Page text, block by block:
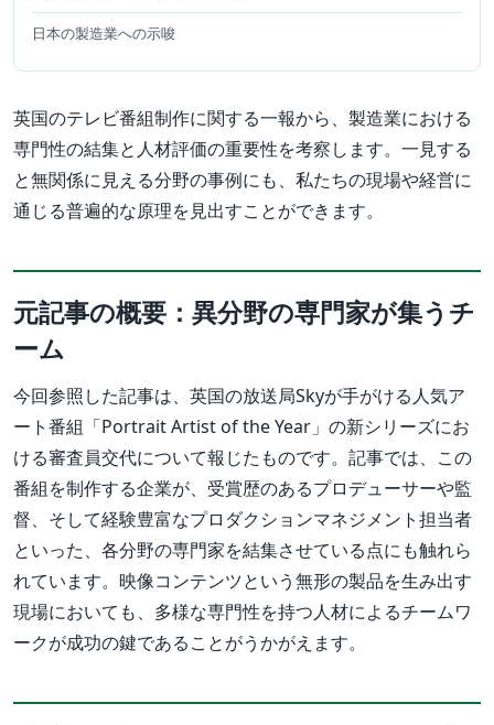
日本の製造業への示唆
英国のテレビ番組制作に関する一報から、製造業における
専門性の結集と人材評価の重要性を考察します。一見する
と無関係に見える分野の事例にも、私たちの現場や経営に
通じる普遍的な原理を見出すことができます。
元記事の概要：異分野の専門家が集うチ
ーム
今回参照した記事は、英国の放送局Skyが手がける人気ア
ート番組「Portrait Artist of the Year」の新シリーズにお
ける審査員交代について報じたものです。記事では、この
番組を制作する企業が、受賞歴のあるプロデューサーや監
督、そして経験豊富なプロダクションマネジメント担当者
といった、各分野の専門家を結集させている点にも触れら
れています。映像コンテンツという無形の製品を生み出す
現場においても、多様な専門性を持つ人材によるチームワ
ークが成功の鍵であることがうかがえます。